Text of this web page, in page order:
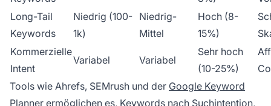
Long-Tail
Keywords
Niedrig (100-
1k)
Niedrig-
Mittel
Hoch (8-
15%)
Kommerzielle
Intent
Variabel Variabel
Sehr hoch
(10-25%)
Tools wie Ahrefs, SEMrush und der Google Keyword
Planner ermöglichen es, Keywords nach Suchintention,